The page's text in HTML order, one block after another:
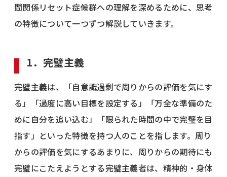
間関係リセット症候群への理解を深めるために、思考
の特徴について一つずつ解説していきます。
1．完璧主義
完璧主義は、「自意識過剰で周りからの評価を気にす
る」「過度に高い目標を設定する」「万全な準備のた
めに自分を追い込む」「限られた時間の中で完璧を目
指す」といった特徴を持つ人のことを指します。周り
からの評価を気にするあまりに、周りからの期待にも
完璧にこたえようとする完璧主義者は、精神的・身体